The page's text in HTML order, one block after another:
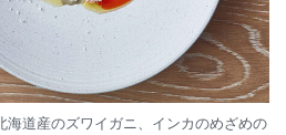
海道産のズワイガニ、インカのめざめの